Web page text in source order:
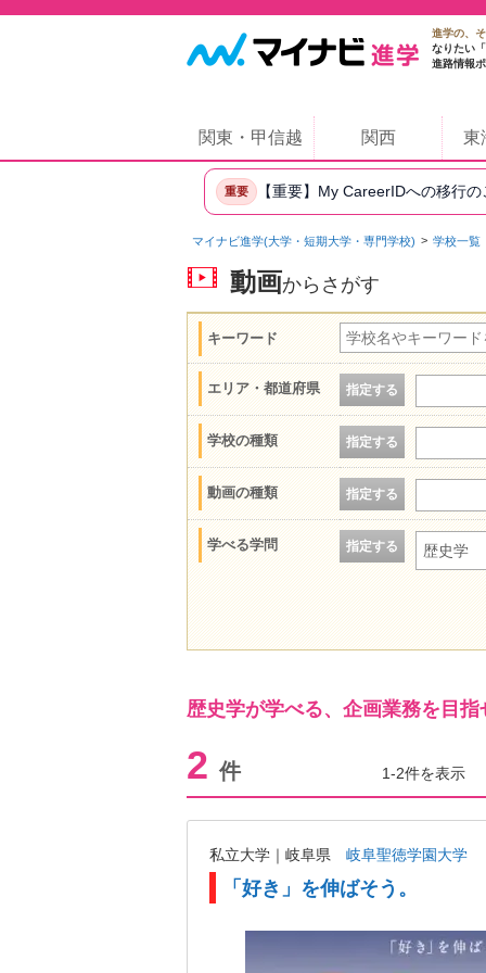
進学の、
なりたい
進路情報
関東・甲信越 関西 東
重要 【重要】My CareerIDへの移行
マイナビ進学(大学・短期大学・専門学校) 学校一覧
動画からさがす
キーワード
エリア・都道府県 指定する
学校の種類 指定する
動画の種類 指定する
学べる学問 指定する 歴史学
歴史学が学べる、企画業務を目
2 件 1-2件を表示
私立大学｜岐阜県 岐阜聖徳学園大学
「好き」を伸ばそう。